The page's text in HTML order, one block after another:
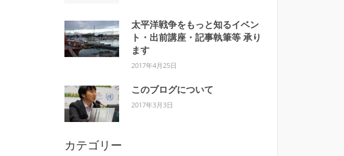
太平洋戦争をもっと知るイベン
ト・出前講座・記事執筆等 承り
ます
2017年4月25日
このブログについて
2017年3月3日
カテゴリー